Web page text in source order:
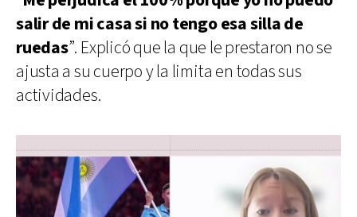
salir de mi casa si no tengo esa silla de
ruedas”. Explicó que la que le prestaron no se
ajusta a su cuerpo y la limita en todas sus
actividades.